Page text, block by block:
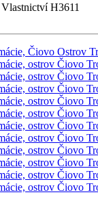
Vlastnictví H3611